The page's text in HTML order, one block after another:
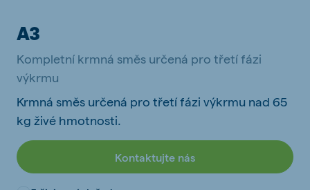
A3
Kompletní krmná směs určená pro třetí fázi
výkrmu
Krmná směs určená pro třetí fázi výkrmu nad 65
kg živé hmotnosti.
Kontaktujte nás